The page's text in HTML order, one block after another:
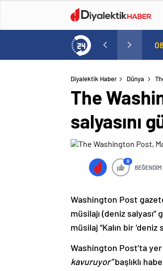
Ali Hamaney’in cenaze programı netleşti: Yeni lider Mücteba Hamaney törenlere katılamayabilir
Diyalektik Haber Dünya
The
salyasını
0
BEĞENDİM
Washington Post
müsilajı (deniz
müsilaj “Kalın bir ‘deniz
Washington Post’ta
kavuruyor”başlıklı